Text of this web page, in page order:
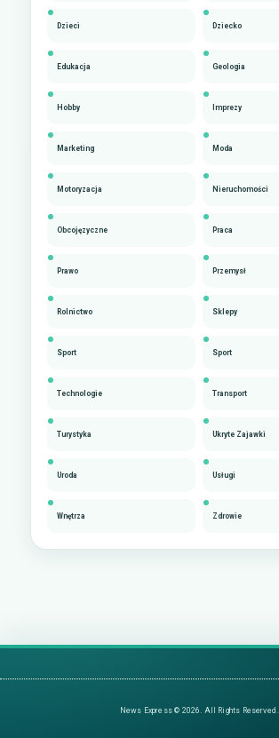
Dzieci Dziecko
Edukacja Geologia
Hobby Imprezy
Marketing Moda
Motoryzacja Nieruchomości
Obcojęzyczne Praca
Prawo Przemysł
Rolnictwo Sklepy
Sport Sport
Technologie Transport
Turystyka Ukryte Zajawki
Uroda Usługi
Wnętrza Zdrowie
News Express © 2026. All Rights Reserved.